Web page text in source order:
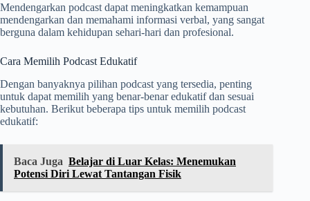
Mendengarkan podcast dapat meningkatkan kemampuan
mendengarkan dan memahami informasi verbal, yang sangat
berguna dalam kehidupan sehari-hari dan profesional.
Cara Memilih Podcast Edukatif
Dengan banyaknya pilihan podcast yang tersedia, penting
untuk dapat memilih yang benar-benar edukatif dan sesuai
kebutuhan. Berikut beberapa tips untuk memilih podcast
edukatif:
Baca Juga Belajar di Luar Kelas: Menemukan
Potensi Diri Lewat Tantangan Fisik